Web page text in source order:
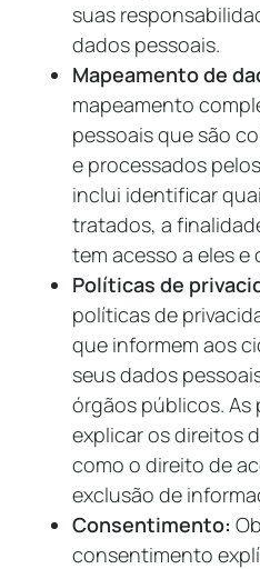
suas
dados pessoais.
Mapeamento de
mapeamento
pessoais que são
e processados
inclui identificar
tratados, a
tem acesso a eles
Políticas de
políticas de
que informem aos
seus dados
órgãos públicos. As
explicar os direitos
como o direito de
exclusão de
Consentimento:
consentimento